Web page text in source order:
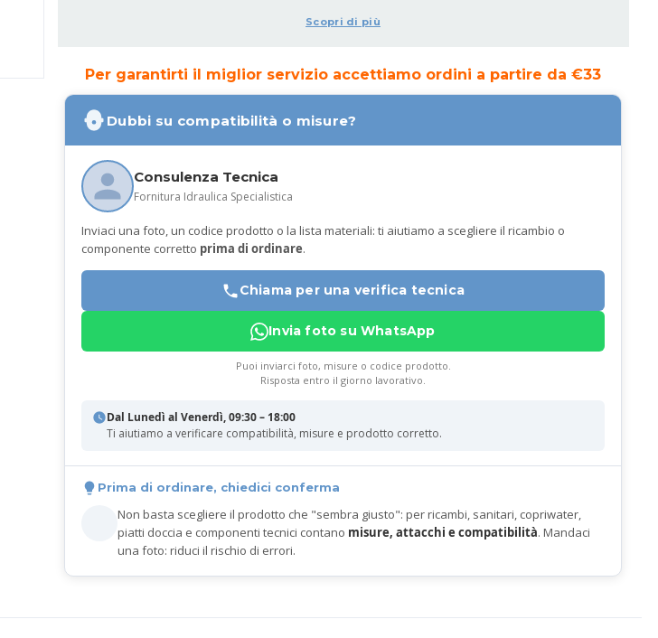
Per garantirti il miglior servizio accettiamo ordini a partire da €33
Dubbi su compatibilità o misure?
Consulenza Tecnica
Fornitura Idraulica Specialistica
Inviaci una foto, un codice prodotto o la lista materiali: ti aiutiamo a scegliere il ricambio o
componente corretto prima di ordinare.
Chiama per una verifica tecnica
Invia foto su WhatsApp
Puoi inviarci foto, misure o codice prodotto.
Risposta entro il giorno lavorativo.
Dal Lunedì al Venerdì, 09:30 – 18:00
Ti aiutiamo a verificare compatibilità, misure e prodotto corretto.
Prima di ordinare, chiedici conferma
Non basta scegliere il prodotto che "sembra giusto": per ricambi, sanitari, copriwater,
piatti doccia e componenti tecnici contano misure, attacchi e compatibilità. Mandaci
una foto: riduci il rischio di errori.
Scopri di più